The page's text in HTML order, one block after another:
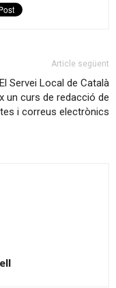
Article següent
El Servei Local de Català
un curs de redacció de
i correus electrònics